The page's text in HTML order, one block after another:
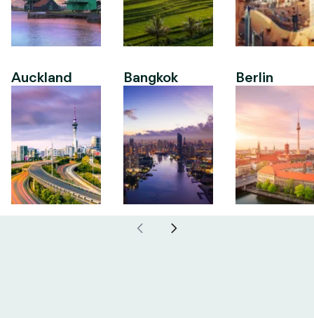
Auckland Bangkok Berlin